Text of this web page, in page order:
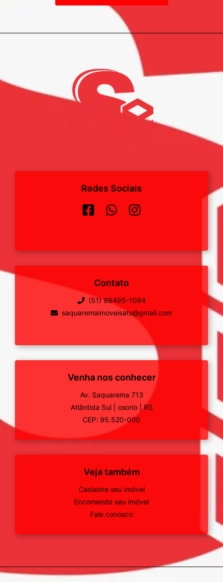
Redes Sociais
Contato
(51) 98495-1094
saquaremaimoveisats@gmail.com
Venha nos conhecer
Av. Saquarema 713
Atlântida Sul
osorio
RS
CEP: 95.520-000
Veja também
Cadastre seu imóvel
Encomende seu imóvel
Fale conosco